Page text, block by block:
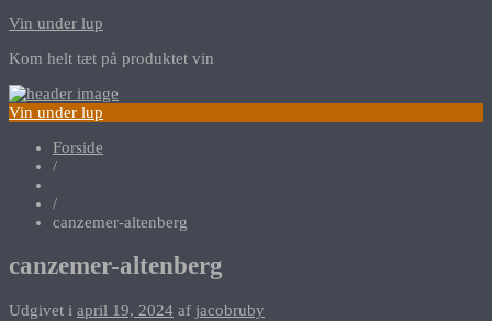
Vin under lup
Kom helt tæt på produktet vin
Vin under lup
Forside
/
/
canzemer-altenberg
canzemer-altenberg
Udgivet i april 19, 2024 af jacobruby